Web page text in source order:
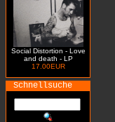
Social Distortion - Love
and death - LP
17.00EUR
Schnellsuche